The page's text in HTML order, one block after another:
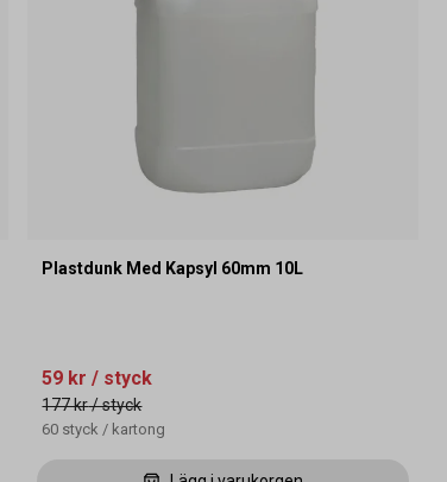
Plastdunk Med Kapsyl 60mm 10L
59 kr / styck
177 kr/ styck
60 styck / kartong